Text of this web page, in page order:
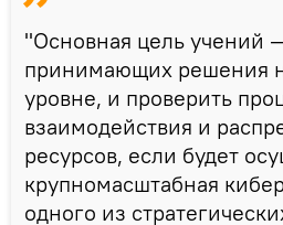
"Основная цель учений
принимающих решения
уровне, и проверить
взаимодействия и
ресурсов, если будет
крупномасштабная
одного из